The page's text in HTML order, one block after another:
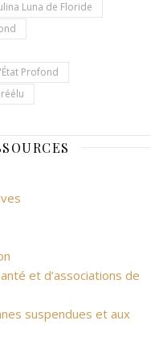
Luna de Floride
Profond
et d’associations de
suspendues et aux